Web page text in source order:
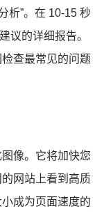
析”。在 10-15 秒
议的详细报告。
查最常见的问题
像。 它将加快您
网站上看到高质
成为页面速度的